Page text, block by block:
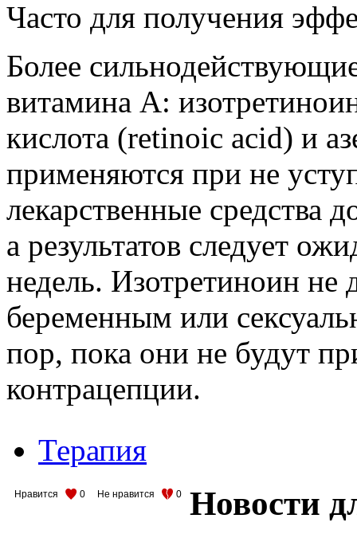
Часто для получения
Более
витамина A:
кислота (retinoic acid) и
применяются при не
лекарственные средства
а результатов следует
недель. Изотретиноин не
беременным или
пор, пока они не будут
контрацепции.
Терапия
Нравится 0 Не нравится 0 Новости